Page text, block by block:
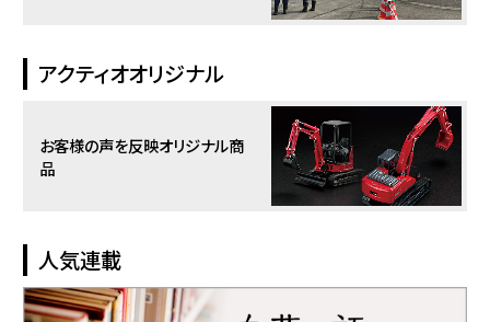
アクティオオリジナル
お客様の声を反映オリジナル商
品
人気連載